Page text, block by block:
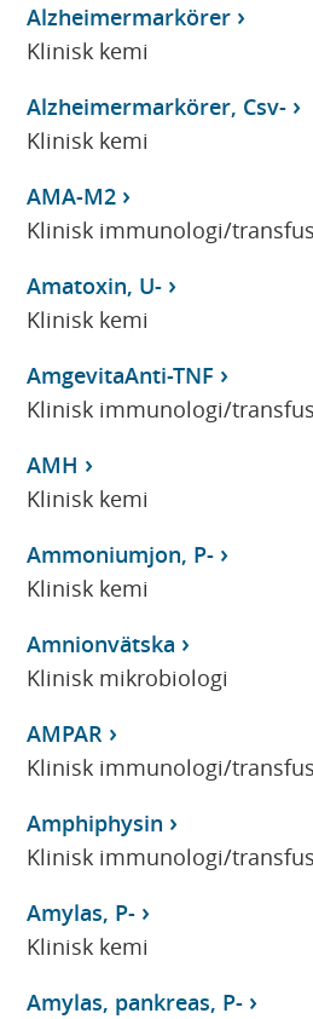
Alzheimermarkörer
Klinisk kemi
Alzheimermarkörer, Csv-
Klinisk kemi
AMA-M2
Klinisk immunologi/
Amatoxin, U-
Klinisk kemi
AmgevitaAnti-TNF
Klinisk immunologi/
AMH
Klinisk kemi
Ammoniumjon, P-
Klinisk kemi
Amnionvätska
Klinisk mikrobiologi
AMPAR
Klinisk immunologi/
Amphiphysin
Klinisk immunologi/
Amylas, P-
Klinisk kemi
Amylas, pankreas, P-